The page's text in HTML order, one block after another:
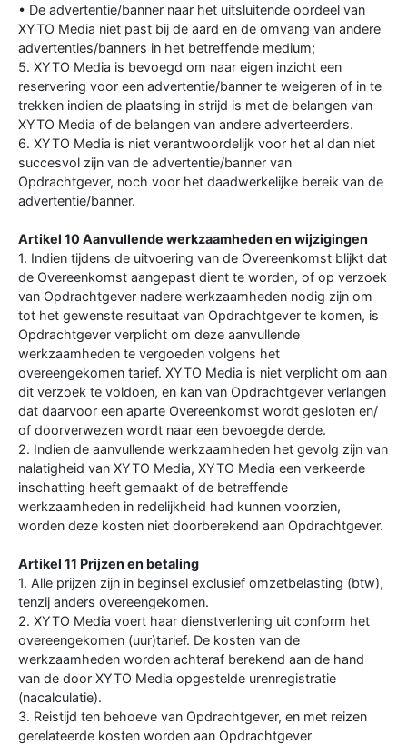
• De advertentie/banner naar het uitsluitende oordeel van
XYTO Media niet past bij de aard en de omvang van andere
advertenties/banners in het betreffende medium;
5. XYTO Media is bevoegd om naar eigen inzicht een
reservering voor een advertentie/banner te weigeren of in te
trekken indien de plaatsing in strijd is met de belangen van
XYTO Media of de belangen van andere adverteerders.
6. XYTO Media is niet verantwoordelijk voor het al dan niet
succesvol zijn van de advertentie/banner van
Opdrachtgever, noch voor het daadwerkelijke bereik van de
advertentie/banner.
Artikel 10 Aanvullende werkzaamheden en wijzigingen
1. Indien tijdens de uitvoering van de Overeenkomst blijkt dat
de Overeenkomst aangepast dient te worden, of op verzoek
van Opdrachtgever nadere werkzaamheden nodig zijn om
tot het gewenste resultaat van Opdrachtgever te komen, is
Opdrachtgever verplicht om deze aanvullende
werkzaamheden te vergoeden volgens het
overeengekomen tarief. XYTO Media is niet verplicht om aan
dit verzoek te voldoen, en kan van Opdrachtgever verlangen
dat daarvoor een aparte Overeenkomst wordt gesloten en/
of doorverwezen wordt naar een bevoegde derde.
2. Indien de aanvullende werkzaamheden het gevolg zijn van
nalatigheid van XYTO Media, XYTO Media een verkeerde
inschatting heeft gemaakt of de betreffende
werkzaamheden in redelijkheid had kunnen voorzien,
worden deze kosten niet doorberekend aan Opdrachtgever.
Artikel 11 Prijzen en betaling
1. Alle prijzen zijn in beginsel exclusief omzetbelasting (btw),
tenzij anders overeengekomen.
2. XYTO Media voert haar dienstverlening uit conform het
overeengekomen (uur)tarief. De kosten van de
werkzaamheden worden achteraf berekend aan de hand
van de door XYTO Media opgestelde urenregistratie
(nacalculatie).
3. Reistijd ten behoeve van Opdrachtgever, en met reizen
gerelateerde kosten worden aan Opdrachtgever